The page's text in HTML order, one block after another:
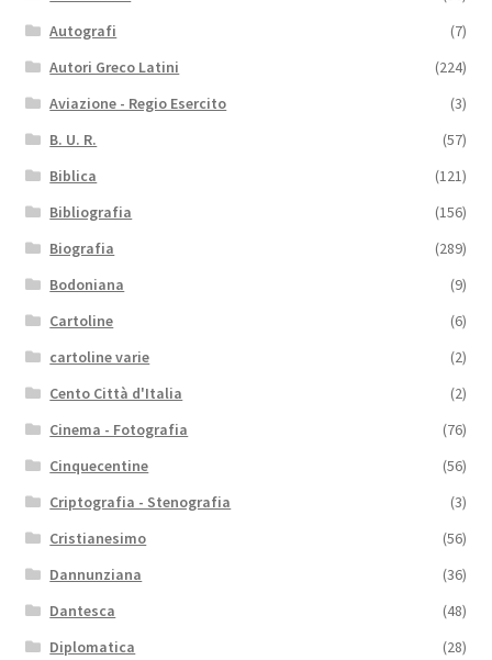
Autografi
(7)
Autori Greco Latini
(224)
Aviazione - Regio Esercito
(3)
B. U. R.
(57)
Biblica
(121)
Bibliografia
(156)
Biografia
(289)
Bodoniana
(9)
Cartoline
(6)
cartoline varie
(2)
Cento Città d'Italia
(2)
Cinema - Fotografia
(76)
Cinquecentine
(56)
Criptografia - Stenografia
(3)
Cristianesimo
(56)
Dannunziana
(36)
Dantesca
(48)
Diplomatica
(28)